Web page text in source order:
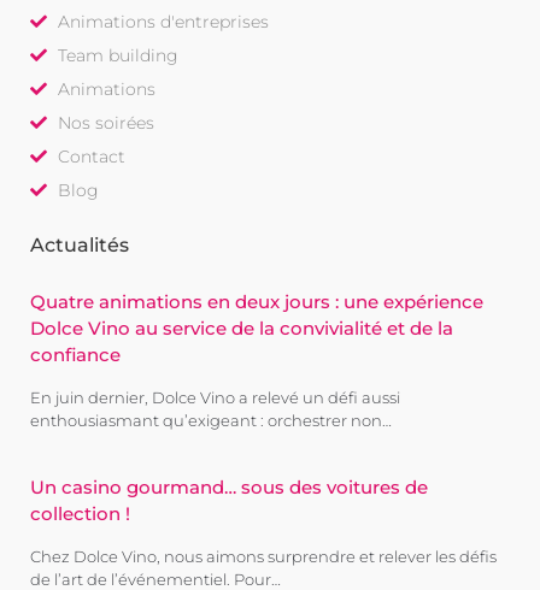
Animations d'entreprises
Team building
Animations
Nos soirées
Contact
Blog
Actualités
Quatre animations en deux jours : une expérience
Dolce Vino au service de la convivialité et de la
confiance
En juin dernier, Dolce Vino a relevé un défi aussi
enthousiasmant qu’exigeant : orchestrer non…
Un casino gourmand… sous des voitures de
collection !
Chez Dolce Vino, nous aimons surprendre et relever les défis
de l’art de l’événementiel. Pour…